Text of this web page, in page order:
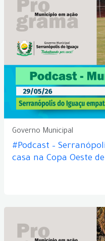
Governo Municipal
#Podcast –
casa na Copa Oeste